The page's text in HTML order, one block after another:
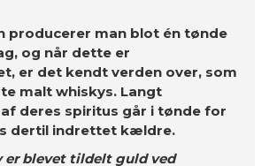
producerer man blot én tønde
og når dette er
er det kendt verden over, som
malt whiskys. Langt
deres spiritus går i tønde for
dertil indrettet kældre.
er blevet tildelt guld ved